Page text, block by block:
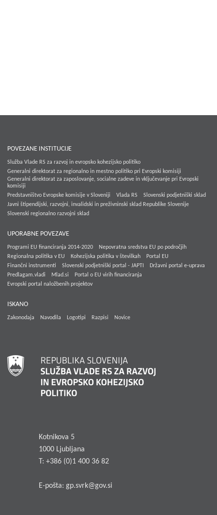
POVEZANE INSTITUCIJE
Služba Vlade RS za razvoj in evropsko kohezijsko politiko
Generalni direktorat za regionalno in mestno politiko pri Evropski komisiji
Generalni direktorat za zaposlovanje, socialne zadeve in vključevanje pri Evropski
komisiji
Predstavništvo Evropske komisije v Sloveniji
Vlada RS
Slovenski podjetniški sklad
Javni štipendijski, razvojni, invalidski in preživninski sklad Republike Slovenije
Slovenski regionalno razvojni sklad
UPORABNE POVEZAVE
Programi EU financiranja 2014-2020
Nepovratna sredstva EU po področjih
Regionalna politika v EU
Kohezijska politika v številkah
Portal EU
Finančni instrumenti
Slovenski podjetniški portal - JAPTI
Državni portal e-uprava
Predlagam.vladi
Mlad.si
Portal o EU virih financiranja
Evropski portal naložbenih projektov
ISKANO
Zakonodaja Navodila Logotipi Razpisi Novice
Kotnikova 5
1000 Ljubljana
T: +386 (0)1 400 36 82
E-pošta: gp.svrk@gov.si